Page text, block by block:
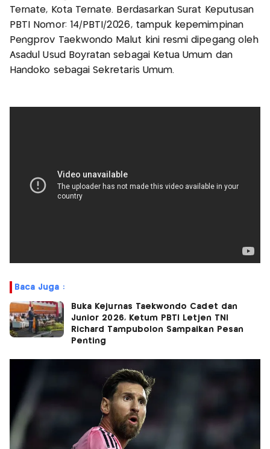
Ternate, Kota Ternate. Berdasarkan Surat Keputusan
PBTI Nomor: 14/PBTI/2026, tampuk kepemimpinan
Pengprov Taekwondo Malut kini resmi dipegang oleh
Asadul Usud Boyratan sebagai Ketua Umum dan
Handoko sebagai Sekretaris Umum.
Baca Juga :
Buka Kejurnas Taekwondo Cadet dan
Junior 2026, Ketum PBTI Letjen TNI
Richard Tampubolon Sampaikan Pesan
Penting